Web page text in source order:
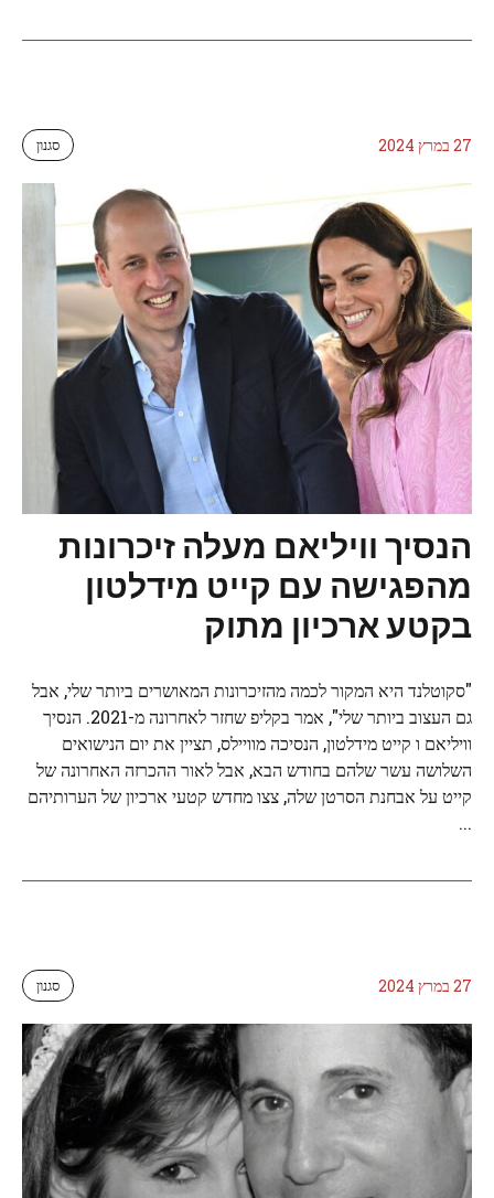
27 במרץ 2024 סגנון
הנסיך וויליאם מעלה זיכרונות
מהפגישה עם קייט מידלטון
בקטע ארכיון מתוק
"סקוטלנד היא המקור לכמה מהזיכרונות המאושרים ביותר שלי, אבל
גם העצוב ביותר שלי", אמר בקליפ שחזר לאחרונה מ-2021. הנסיך
וויליאם ו קייט מידלטון, הנסיכה מוויילס, תציין את יום הנישואים
השלושה עשר שלהם בחודש הבא, אבל לאור ההכרזה האחרונה של
קייט על אבחנת הסרטן שלה, צצו מחדש קטעי ארכיון של הערותיהם
...
27 במרץ 2024 סגנון